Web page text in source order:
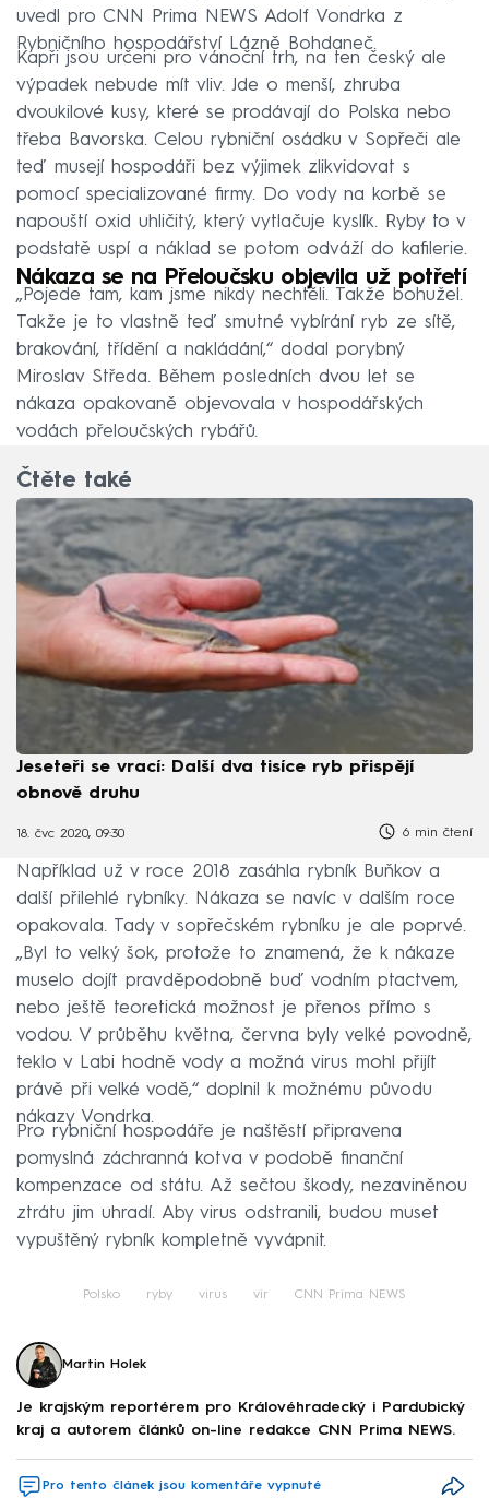
uvedl pro CNN Prima NEWS Adolf Vondrka z
Rybničního hospodářství Lázně Bohdaneč.
Kapři jsou určeni pro vánoční trh, na ten český ale
výpadek nebude mít vliv. Jde o menší, zhruba
dvoukilové kusy, které se prodávají do Polska nebo
třeba Bavorska. Celou rybniční osádku v Sopřeči ale
teď musejí hospodáři bez výjimek zlikvidovat s
pomocí specializované firmy. Do vody na korbě se
napouští oxid uhličitý, který vytlačuje kyslík. Ryby to v
podstatě uspí a náklad se potom odváží do kafilerie.
Nákaza se na Přeloučsku objevila už potřetí
„Pojede tam, kam jsme nikdy nechtěli. Takže bohužel.
Takže je to vlastně teď smutné vybírání ryb ze sítě,
brakování, třídění a nakládání,“ dodal porybný
Miroslav Středa. Během posledních dvou let se
nákaza opakovaně objevovala v hospodářských
vodách přeloučských rybářů.
Čtěte také
Jeseteři se vrací: Další dva tisíce ryb přispějí
obnově druhu
18. čvc 2020, 09:30 6 min čtení
Například už v roce 2018 zasáhla rybník Buňkov a
další přilehlé rybníky. Nákaza se navíc v dalším roce
opakovala. Tady v sopřečském rybníku je ale poprvé.
„Byl to velký šok, protože to znamená, že k nákaze
muselo dojít pravděpodobně buď vodním ptactvem,
nebo ještě teoretická možnost je přenos přímo s
vodou. V průběhu května, června byly velké povodně,
teklo v Labi hodně vody a možná virus mohl přijít
právě při velké vodě,“ doplnil k možnému původu
nákazy Vondrka.
Pro rybniční hospodáře je naštěstí připravena
pomyslná záchranná kotva v podobě finanční
kompenzace od státu. Až sečtou škody, nezaviněnou
ztrátu jim uhradí. Aby virus odstranili, budou muset
vypuštěný rybník kompletně vyvápnit.
Polsko ryby virus vir CNN Prima NEWS
Martin Holek
Je krajským reportérem pro Královéhradecký i Pardubický
kraj a autorem článků on-line redakce CNN Prima NEWS.
Pro tento článek jsou komentáře vypnuté